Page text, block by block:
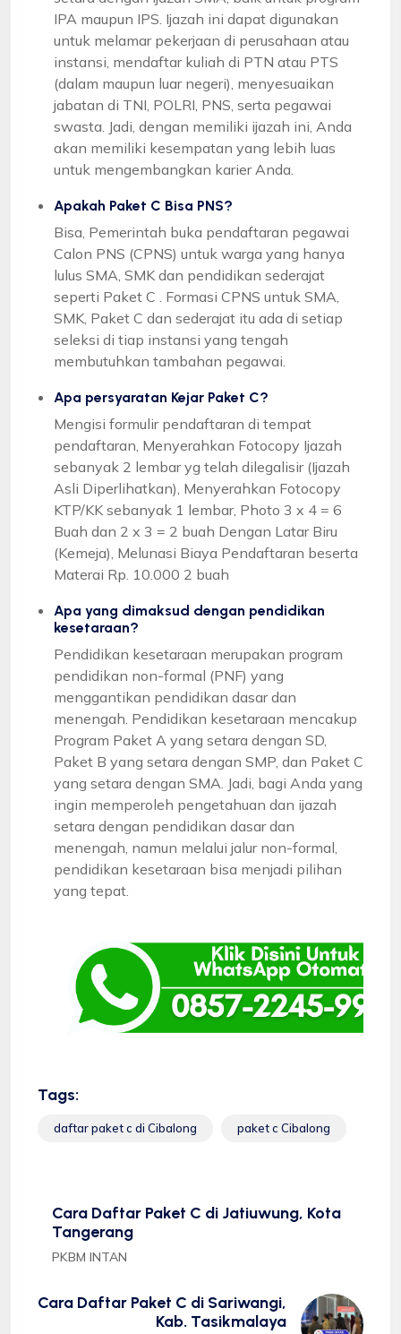
IPA maupun IPS. Ijazah ini dapat digunakan
untuk melamar pekerjaan di perusahaan atau
instansi, mendaftar kuliah di PTN atau PTS
(dalam maupun luar negeri), menyesuaikan
jabatan di TNI, POLRI, PNS, serta pegawai
swasta. Jadi, dengan memiliki ijazah ini, Anda
akan memiliki kesempatan yang lebih luas
untuk mengembangkan karier Anda.
Apakah Paket C Bisa PNS?
Bisa, Pemerintah buka pendaftaran pegawai
Calon PNS (CPNS) untuk warga yang hanya
lulus SMA, SMK dan pendidikan sederajat
seperti Paket C . Formasi CPNS untuk SMA,
SMK, Paket C dan sederajat itu ada di setiap
seleksi di tiap instansi yang tengah
membutuhkan tambahan pegawai.
Apa persyaratan Kejar Paket C?
Mengisi formulir pendaftaran di tempat
pendaftaran, Menyerahkan Fotocopy Ijazah
sebanyak 2 lembar yg telah dilegalisir (Ijazah
Asli Diperlihatkan), Menyerahkan Fotocopy
KTP/KK sebanyak 1 lembar, Photo 3 x 4 = 6
Buah dan 2 x 3 = 2 buah Dengan Latar Biru
(Kemeja), Melunasi Biaya Pendaftaran beserta
Materai Rp. 10.000 2 buah
Apa yang dimaksud dengan pendidikan
kesetaraan?
Pendidikan kesetaraan merupakan program
pendidikan non-formal (PNF) yang
menggantikan pendidikan dasar dan
menengah. Pendidikan kesetaraan mencakup
Program Paket A yang setara dengan SD,
Paket B yang setara dengan SMP, dan Paket C
yang setara dengan SMA. Jadi, bagi Anda yang
ingin memperoleh pengetahuan dan ijazah
setara dengan pendidikan dasar dan
menengah, namun melalui jalur non-formal,
pendidikan kesetaraan bisa menjadi pilihan
yang tepat.
Tags:
daftar paket c di Cibalong paket c Cibalong
Cara Daftar Paket C di Jatiuwung, Kota
Tangerang
PKBM INTAN
Cara Daftar Paket C di Sariwangi,
Kab. Tasikmalaya